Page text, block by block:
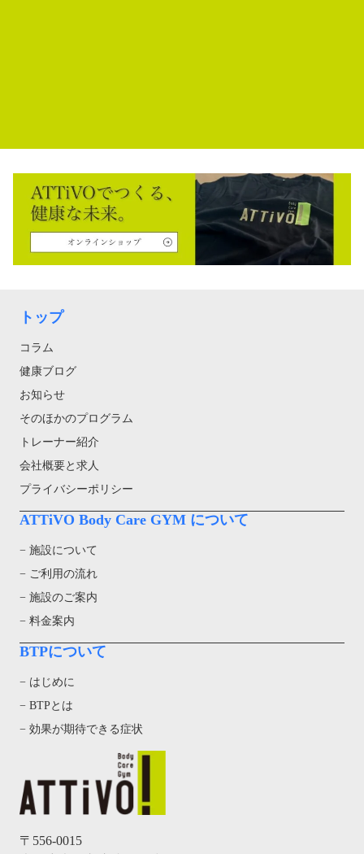
〒556-0015
トップ
コラム
健康ブログ
お知らせ
そのほかのプログラム
トレーナー紹介
会社概要と求人
プライバシーポリシー
ATTiVO Body Care GYM について
− 施設について
− ご利用の流れ
− 施設のご案内
− 料金案内
BTPについて
− はじめに
− BTPとは
− 効果が期待できる症状